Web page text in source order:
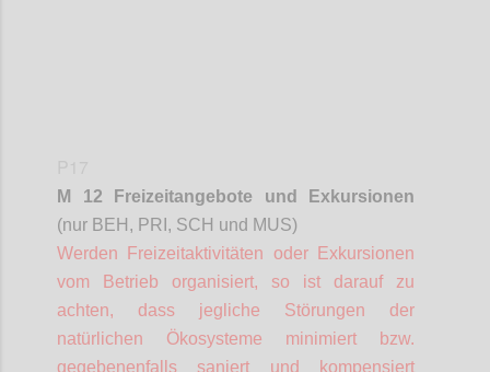
M 12 Freizeitangebote und Exkursionen
(nur BEH, PRI, SCH und MUS)
Werden Freizeitaktivitäten oder Exkursionen
vom Betrieb organisiert, so ist darauf zu
achten, dass jegliche Störungen der
natürlichen Ökosysteme minimiert bzw.
gegebenenfalls saniert und kompensiert